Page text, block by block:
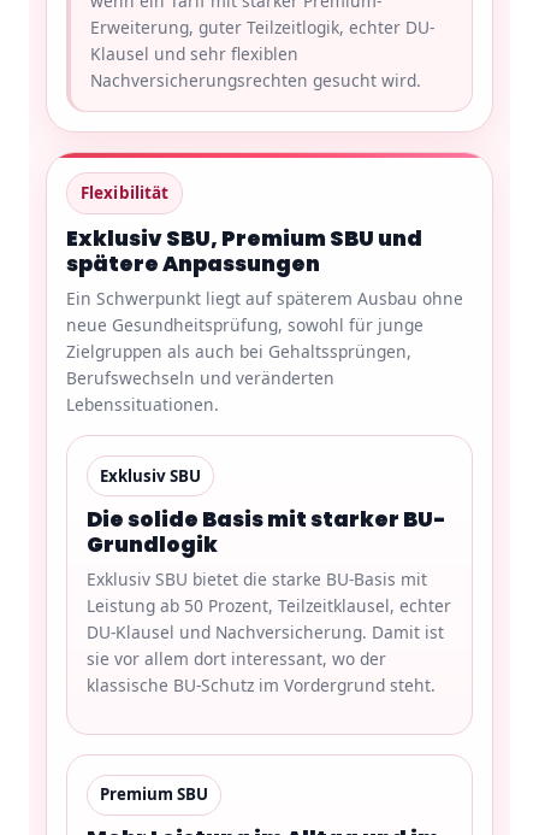
Erweiterung, guter Teilzeitlogik, echter DU-
Klausel und sehr flexiblen
Nachversicherungsrechten gesucht wird.
Flexibilität
Exklusiv SBU, Premium SBU und
spätere Anpassungen
Ein Schwerpunkt liegt auf späterem Ausbau ohne
neue Gesundheitsprüfung, sowohl für junge
Zielgruppen als auch bei Gehaltssprüngen,
Berufswechseln und veränderten
Lebenssituationen.
Exklusiv SBU
Die solide Basis mit starker BU-
Grundlogik
Exklusiv SBU bietet die starke BU-Basis mit
Leistung ab 50 Prozent, Teilzeitklausel, echter
DU-Klausel und Nachversicherung. Damit ist
sie vor allem dort interessant, wo der
klassische BU-Schutz im Vordergrund steht.
Premium SBU